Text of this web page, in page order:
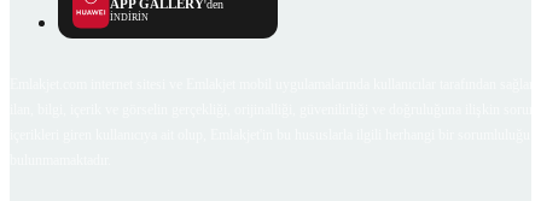
APP GALLERY'den
İNDİRİN